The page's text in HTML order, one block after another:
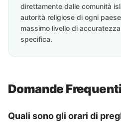
direttamente dalle comunità
autorità religiose di ogni
massimo livello di
specifica.
Domande Frequenti
Quali sono gli orari di